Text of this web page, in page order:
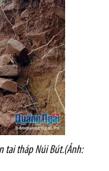
tai tháp Núi Bút.(Ảnh: